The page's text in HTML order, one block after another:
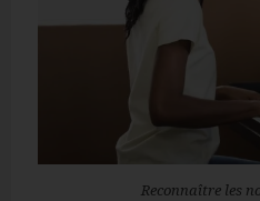
Reconnaître les